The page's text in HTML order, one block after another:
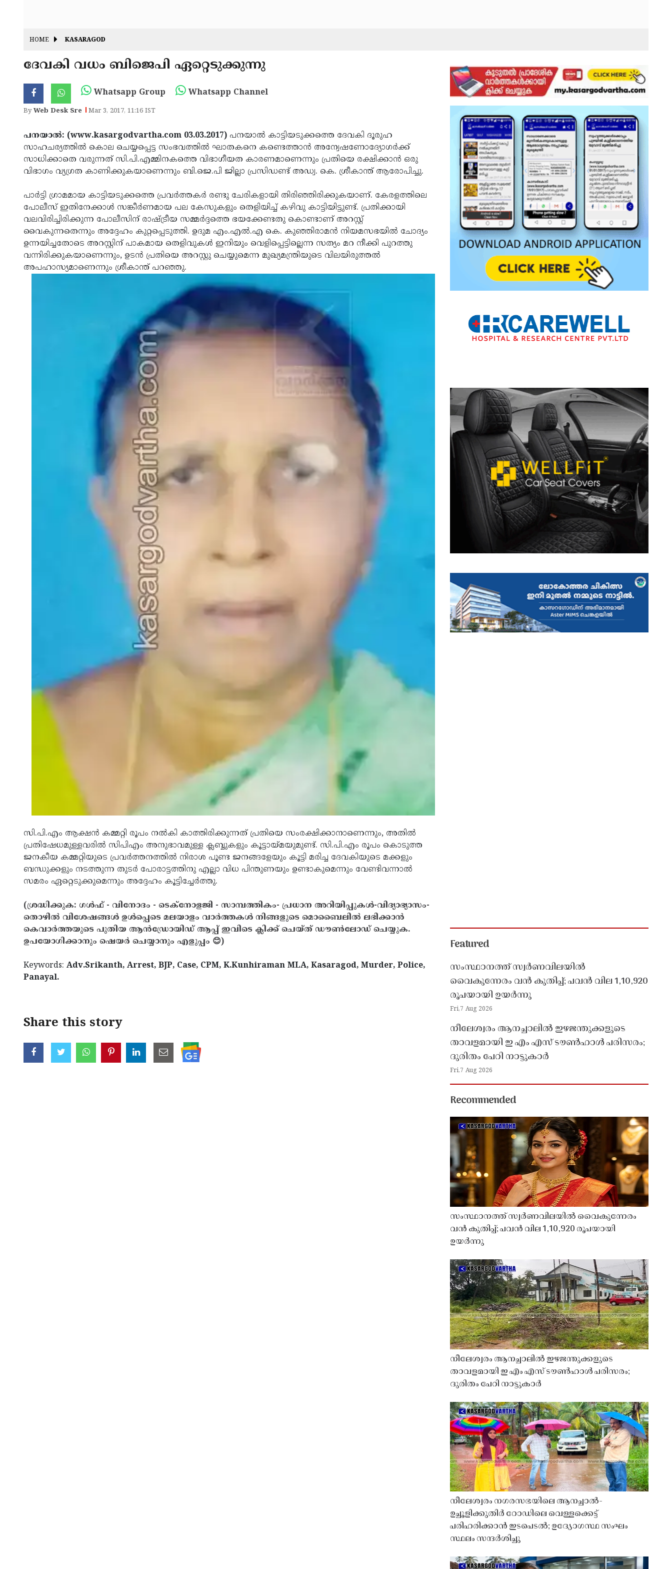
HOME KASARAGOD
ദേവകി വധം ബിജെപി ഏറ്റെടുക്കുന്നു
Whatsapp Group Whatsapp Channel
ByWeb Desk Sre Mar 3, 2017, 11:16 IST
പനയാല്‍: (www.kasargodvartha.com 03.03.2017) പനയാല്‍ കാട്ടിയടുക്കത്തെ ദേവകി ദൂരുഹ
സാഹചര്യത്തില്‍ കൊല ചെയ്യപ്പെട്ട സംഭവത്തില്‍ ഘാതകനെ കണ്ടെത്താന്‍ അന്വേഷണോദ്യോഗര്‍ക്ക്
സാധിക്കാതെ വരുന്നത് സി.പി.എമ്മിനകത്തെ വിഭാഗീയത കാരണമാണെന്നും പ്രതിയെ രക്ഷിക്കാന്‍ ഒരു
വിഭാഗം വ്യഗ്രത കാണിക്കുകയാണെന്നും ബി.ജെ.പി ജില്ലാ പ്രസിഡണ്ട് അഡ്വ. കെ. ശ്രീകാന്ത് ആരോപിച്ചു.
പാര്‍ട്ടി ഗ്രാമമായ കാട്ടിയടുക്കത്തെ പ്രവര്‍ത്തകര്‍ രണ്ടു ചേരികളായി തിരിഞ്ഞിരിക്കുകയാണ്. കേരളത്തിലെ
പോലീസ് ഇതിനേക്കാള്‍ സങ്കീര്‍ണമായ പല കേസുകളും തെളിയിച്ച് കഴിവു കാട്ടിയിട്ടുണ്ട്. പ്രതിക്കായി
വലവിരിച്ചിരിക്കുന്ന പോലീസിന് രാഷ്ട്രീയ സമ്മര്‍ദ്ദത്തെ ഭയക്കേണ്ടതു കൊണ്ടാണ് അറസ്റ്റ്
വൈകുന്നതെന്നും അദ്ദേഹം കുറ്റപ്പെടുത്തി. ഉദുമ എം.എല്‍.എ കെ. കുഞ്ഞിരാമന്‍ നിയമസഭയില്‍ ചോദ്യം
ഉന്നയിച്ചതോടെ അറസ്റ്റിന് പാകമായ തെളിവുകള്‍ ഇനിയും വെളിപ്പെട്ടില്ലെന്ന സത്യം മറ നീക്കി പുറത്തു
വന്നിരിക്കുകയാണെന്നും, ഉടന്‍ പ്രതിയെ അറസ്റ്റു ചെയ്യുമെന്ന മുഖ്യമന്ത്രിയുടെ വിലയിരുത്തല്‍
അപഹാസ്യമാണെന്നും ശ്രീകാന്ത് പറഞ്ഞു.
സി.പി.എം ആക്ഷന്‍ കമ്മറ്റി രൂപം നല്‍കി കാത്തിരിക്കുന്നത് പ്രതിയെ സംരക്ഷിക്കാനാണെന്നും, അതില്‍
പ്രതിഷേധമുള്ളവരില്‍ സിപിഎം അനുഭാവമുള്ള ക്ലബ്ബുകളും കൂട്ടായ്മയുമുണ്ട്. സി.പി.എം രൂപം കൊടുത്ത
ജനകീയ കമ്മറ്റിയുടെ പ്രവര്‍ത്തനത്തില്‍ നിരാശ പൂണ്ട ജനങ്ങളേയും കൂട്ടി മരിച്ച ദേവകിയുടെ മക്കളും
ബന്ധുക്കളും നടത്തുന്ന തുടര്‍ പോരാട്ടത്തിനു എല്ലാ വിധ പിന്തുണയും ഉണ്ടാകുമെന്നും വേണ്ടിവന്നാല്‍
സമരം ഏറ്റെടുക്കുമെന്നും അദ്ദേഹം കൂട്ടിച്ചേര്‍ത്തു.
(ശ്രദ്ധിക്കുക: ഗൾഫ് - വിനോദം - ടെക്നോളജി - സാമ്പത്തികം- പ്രധാന അറിയിപ്പുകൾ-വിദ്യാഭ്യാസം-
തൊഴിൽ വിശേഷങ്ങൾ ഉൾപ്പെടെ മലയാളം വാർത്തകൾ നിങ്ങളുടെ മൊബൈലിൽ ലഭിക്കാൻ
കെവാർത്തയുടെ പുതിയ ആൻഡ്രോയിഡ് ആപ്പ് ഇവിടെ ക്ലിക്ക് ചെയ്ത് ഡൗൺലോഡ് ചെയ്യുക.
ഉപയോഗിക്കാനും ഷെയർ ചെയ്യാനും എളുപ്പം 😊)
Keywords: Adv.Srikanth, Arrest, BJP, Case, CPM, K.Kunhiraman MLA, Kasaragod, Murder, Police,
Panayal.
Share this story
Featured
സംസ്ഥാനത്ത് സ്വർണവിലയിൽ
വൈകുന്നേരം വൻ കുതിപ്പ്; പവൻ വില 1,10,920
രൂപയായി ഉയർന്നു
Fri,7 Aug 2026
നീലേശ്വരം ആനച്ചാലിൽ ഇഴജന്തുക്കളുടെ
താവളമായി ഇ എം എസ് ടൗൺഹാൾ പരിസരം;
ദുരിതം പേറി നാട്ടുകാർ
Fri,7 Aug 2026
Recommended
സംസ്ഥാനത്ത് സ്വർണവിലയിൽ വൈകുന്നേരം
വൻ കുതിപ്പ്; പവൻ വില 1,10,920 രൂപയായി
ഉയർന്നു
നീലേശ്വരം ആനച്ചാലിൽ ഇഴജന്തുക്കളുടെ
താവളമായി ഇ എം എസ് ടൗൺഹാൾ പരിസരം;
ദുരിതം പേറി നാട്ടുകാർ
നീലേശ്വരം നഗരസഭയിലെ ആനച്ചാൽ-
ഉച്ചൂളിക്കുതിർ റോഡിലെ വെള്ളക്കെട്ട്
പരിഹരിക്കാൻ ഇടപെടൽ; ഉദ്യോഗസ്ഥ സംഘം
സ്ഥലം സന്ദർശിച്ചു